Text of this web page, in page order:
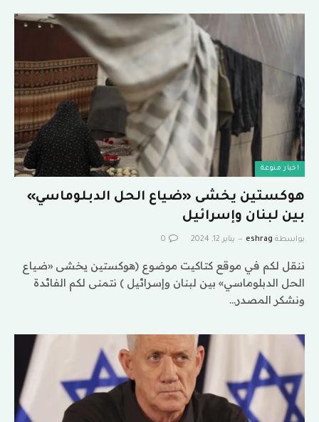
اخبار منوعة
هوكستين يخشى «ضياع الحل الدبلوماسي»
بين لبنان وإسرائيل
بواسطة eshrag يناير 12, 2024 0
ننقل لكم في موقع كتاكيت موضوع (هوكستين يخشى «ضياع
الحل الدبلوماسي» بين لبنان وإسرائيل ) نتمنى لكم الفائدة
ونشكر المصدر…